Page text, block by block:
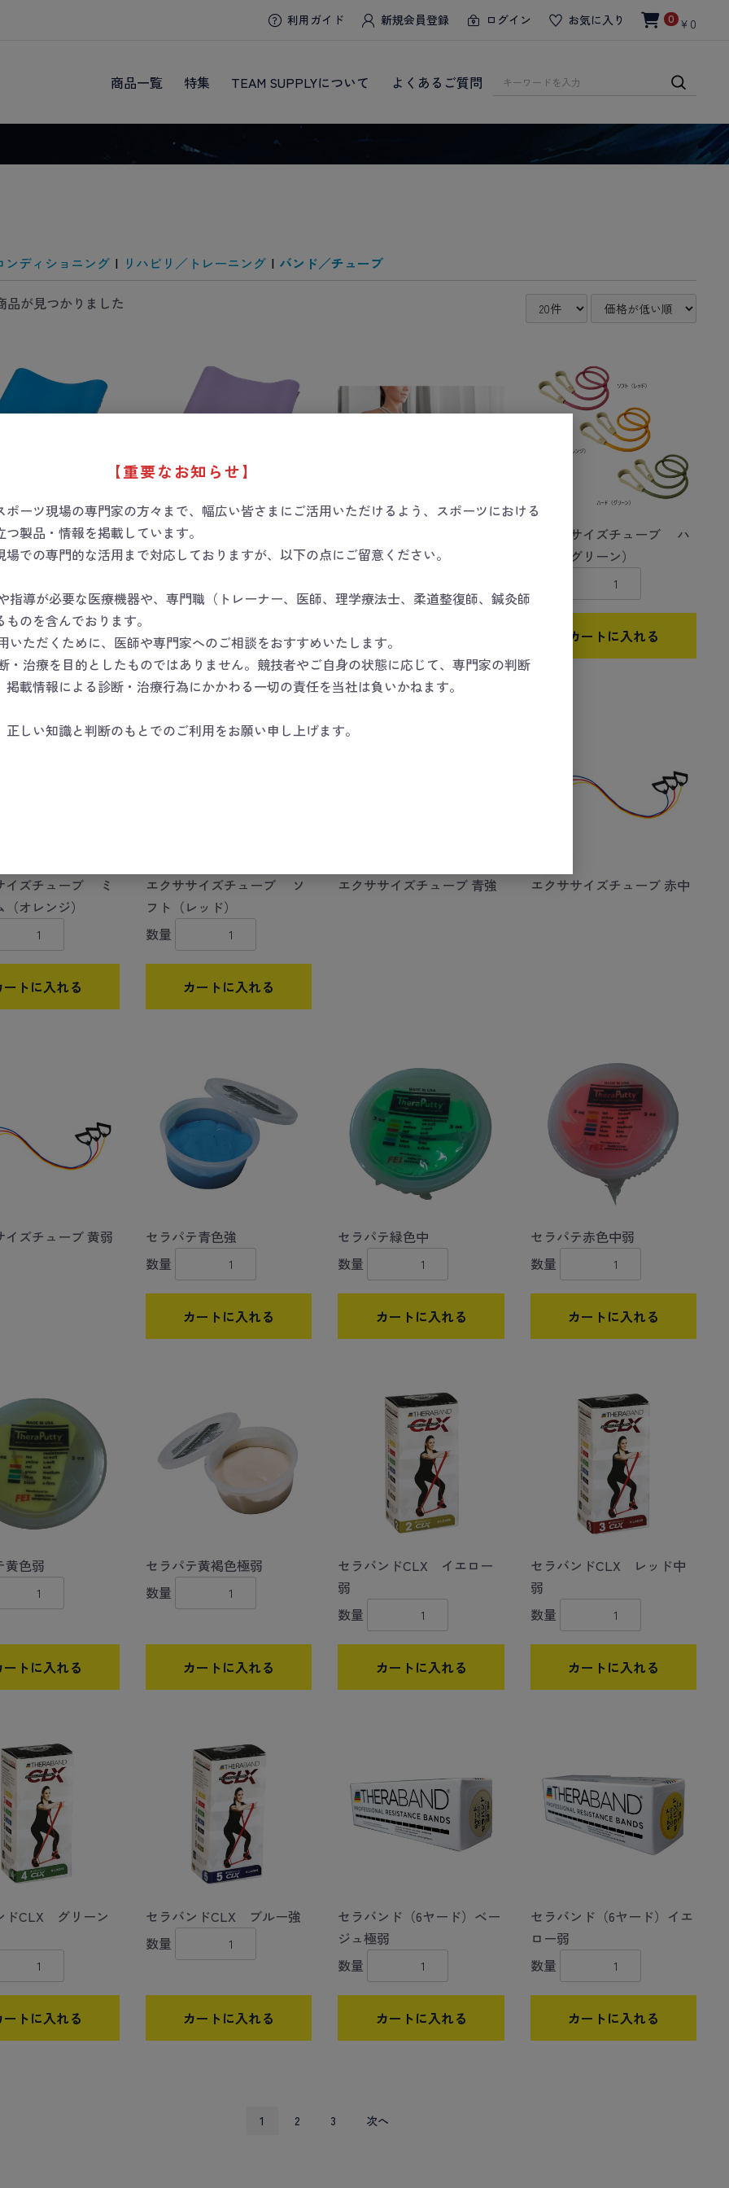
利用ガイド 新規会員登録 ログイン お気に入り 0 ￥0
商品一覧 特集 TEAM SUPPLYについて よくあるご質問
【重要なお知らせ】
ーツ現場の専門家の方々まで、幅広い皆さまにご活用いただけるよう、スポーツにおける
製品・情報を掲載しています。
での専門的な活用まで対応しておりますが、以下の点にご留意ください。
導が必要な医療機器や、専門職（トレーナー、医師、理学療法士、柔道整復師、鍼灸師
のを含んでおります。
ただくために、医師や専門家へのご相談をおすすめいたします。
治療を目的としたものではありません。競技者やご自身の状態に応じて、専門家の判断
載情報による診断・治療行為にかかわる一切の責任を当社は負いかねます。
しい知識と判断のもとでのご利用をお願い申し上げます。
ンディショニング | リハビリ／トレーニング | バンド／チューブ
品が見つかりました
イズバンドブルー
ートに入れる
エクササイズバンドパープ
ル中
カートに入れる
弱
カートに入れる
エクササイズチューブ ハ
ード（グリーン）
カートに入れる
イズチューブ ミ
オレンジ）
ートに入れる
エクササイズチューブ ソ
フト（レッド）
数量
カートに入れる
エクササイズチューブ 青強 エクササイズチューブ 赤中
イズチューブ 黄弱
セラパテ青色強
数量
カートに入れる
セラパテ緑色中
数量
カートに入れる
セラパテ赤色中弱
数量
カートに入れる
黄色弱
ートに入れる
セラパテ黄褐色極弱
数量
カートに入れる
セラバンドCLX イエロー
弱
数量
カートに入れる
セラバンドCLX レッド中
弱
数量
カートに入れる
ドCLX グリーン
ートに入れる
セラバンドCLX ブルー強
数量
カートに入れる
セラバンド（6ヤード）ベー
ジュ極弱
数量
カートに入れる
セラバンド（6ヤード）イエ
ロー弱
数量
カートに入れる
1 2 3 次へ